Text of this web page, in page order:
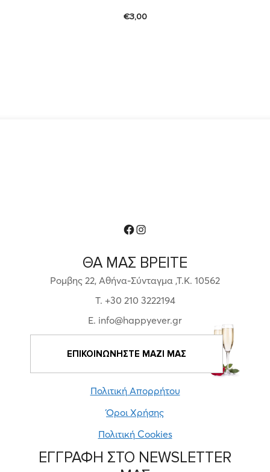
€3,00
ΘΑ ΜΑΣ ΒΡΕΙΤΕ
Ρομβης 22, Αθήνα-Σύνταγμα ,Τ.Κ. 10562
T. +30 210 3222194
E. info@happyever.gr
ΕΠΙΚΟΙΝΩΝΗΣΤΕ ΜΑΖΙ ΜΑΣ
Πολιτική Απορρήτου
Όροι Χρήσης
Πολιτική Cookies
Facebook
Instagram
ΕΓΓΡΑΦΗ ΣΤΟ NEWSLETTER